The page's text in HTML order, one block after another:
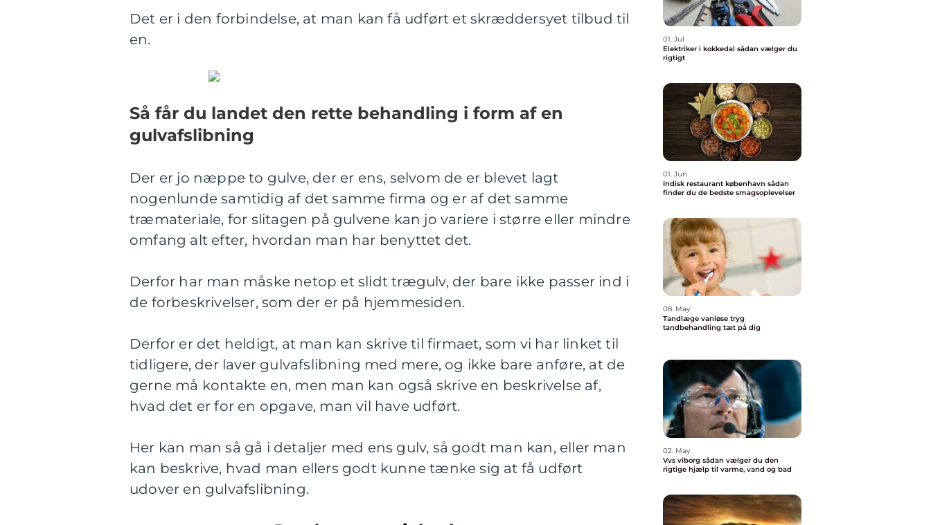
Det er i den forbindelse, at man kan få udført et skræddersyet tilbud til
en.
Så får du landet den rette behandling i form af en
gulvafslibning
Der er jo næppe to gulve, der er ens, selvom de er blevet lagt
nogenlunde samtidig af det samme firma og er af det samme
træmateriale, for slitagen på gulvene kan jo variere i større eller mindre
omfang alt efter, hvordan man har benyttet det.
Derfor har man måske netop et slidt trægulv, der bare ikke passer ind i
de forbeskrivelser, som der er på hjemmesiden.
Derfor er det heldigt, at man kan skrive til firmaet, som vi har linket til
tidligere, der laver gulvafslibning med mere, og ikke bare anføre, at de
gerne må kontakte en, men man kan også skrive en beskrivelse af,
hvad det er for en opgave, man vil have udført.
Her kan man så gå i detaljer med ens gulv, så godt man kan, eller man
kan beskrive, hvad man ellers godt kunne tænke sig at få udført
udover en gulvafslibning.
01. Jul
Elektriker i kokkedal sådan vælger du
rigtigt
01. Jun
Indisk restaurant københavn sådan
finder du de bedste smagsoplevelser
08. May
Tandlæge vanløse tryg
tandbehandling tæt på dig
02. May
Vvs viborg sådan vælger du den
rigtige hjælp til varme, vand og bad